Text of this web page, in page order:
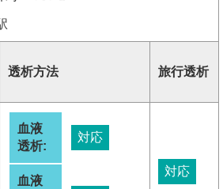
透析方法 旅行透析
血液
透析:
対応
血液
対応